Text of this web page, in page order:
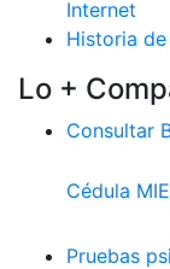
Internet
Historia
Lo +
Consultar
Cédula
Pruebas